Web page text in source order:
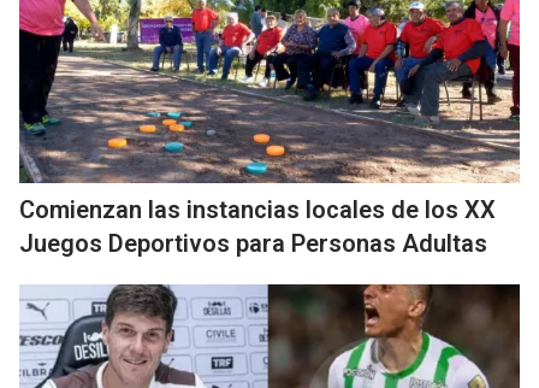
Comienzan las instancias locales de los XX
Juegos Deportivos para Personas Adultas